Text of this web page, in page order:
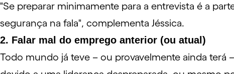
"Se preparar minimamente para a entrevista é a
segurança na fala", complementa Jéssica.
2. Falar mal do emprego anterior (ou atual)
Todo mundo já teve – ou provavelmente ainda